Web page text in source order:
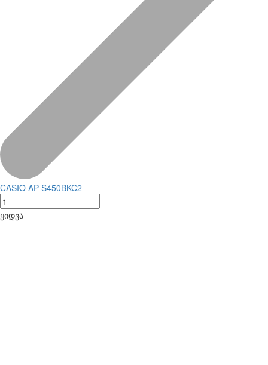
CASIO AP-S450BKC2
ყიდვა